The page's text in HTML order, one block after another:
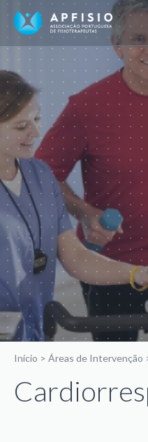
Início > Áreas de Intervenção